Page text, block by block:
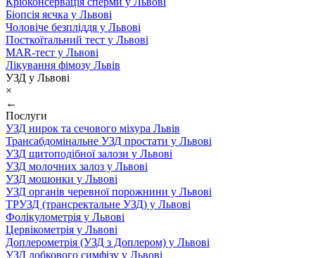
Біопсія яєчка у Львові
Чоловіче безпліддя у Львові
Посткоїтальний тест у Львові
MAR-тест у Львові
Лікування фімозу Львів
УЗД у Львові
×
←
Послуги
УЗД нирок та сечового міхура Львів
Трансабдомінальне УЗД простати у Львові
УЗД щитоподібної залози у Львові
УЗД молочних залоз у Львові
УЗД мошонки у Львові
УЗД органів черевної порожнини у Львові
ТРУЗД (трансректальне УЗД) у Львові
Фолікулометрія у Львові
Цервікометрія у Львові
Доплерометрія (УЗД з Доплером) у Львові
УЗД лобкового симфізу у Львові